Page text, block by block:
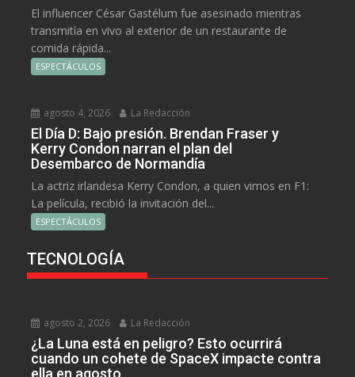
El influencer César Gastélum fue asesinado mientras
transmitía en vivo al exterior de un restaurante de
comida rápida...
ESPECTÁCULOS
agosto 4, 2026 La Redacción
El Día D: Bajo presión. Brendan Fraser y
Kerry Condon narran el plan del
Desembarco de Normandía
La actriz irlandesa Kerry Condon, a quien vimos en F1:
La película, recibió la invitación del...
ESPECTÁCULOS
TECNOLOGÍA
agosto 2, 2026 La Redacción
¿La Luna está en peligro? Esto ocurrirá
cuando un cohete de SpaceX impacte contra
ella en agosto